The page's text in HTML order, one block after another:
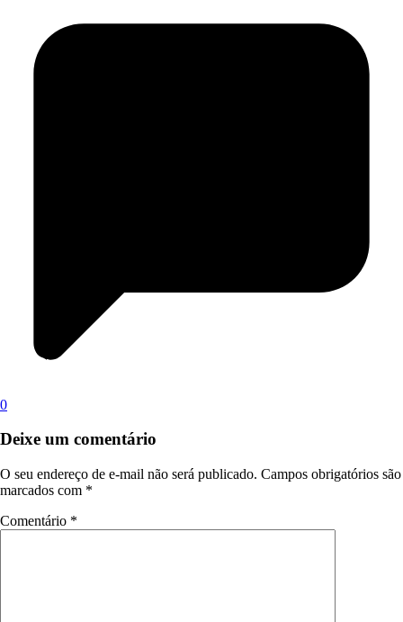
0
Deixe um comentário
O seu endereço de e-mail não será publicado. Campos obrigatórios são
marcados com *
Comentário *